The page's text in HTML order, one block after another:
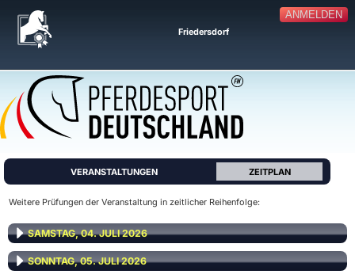
ANMELDEN
Friedersdorf
VERANSTALTUNGEN ZEITPLAN
Weitere Prüfungen der Veranstaltung in zeitlicher Reihenfolge:
SAMSTAG, 04. JULI 2026
SONNTAG, 05. JULI 2026